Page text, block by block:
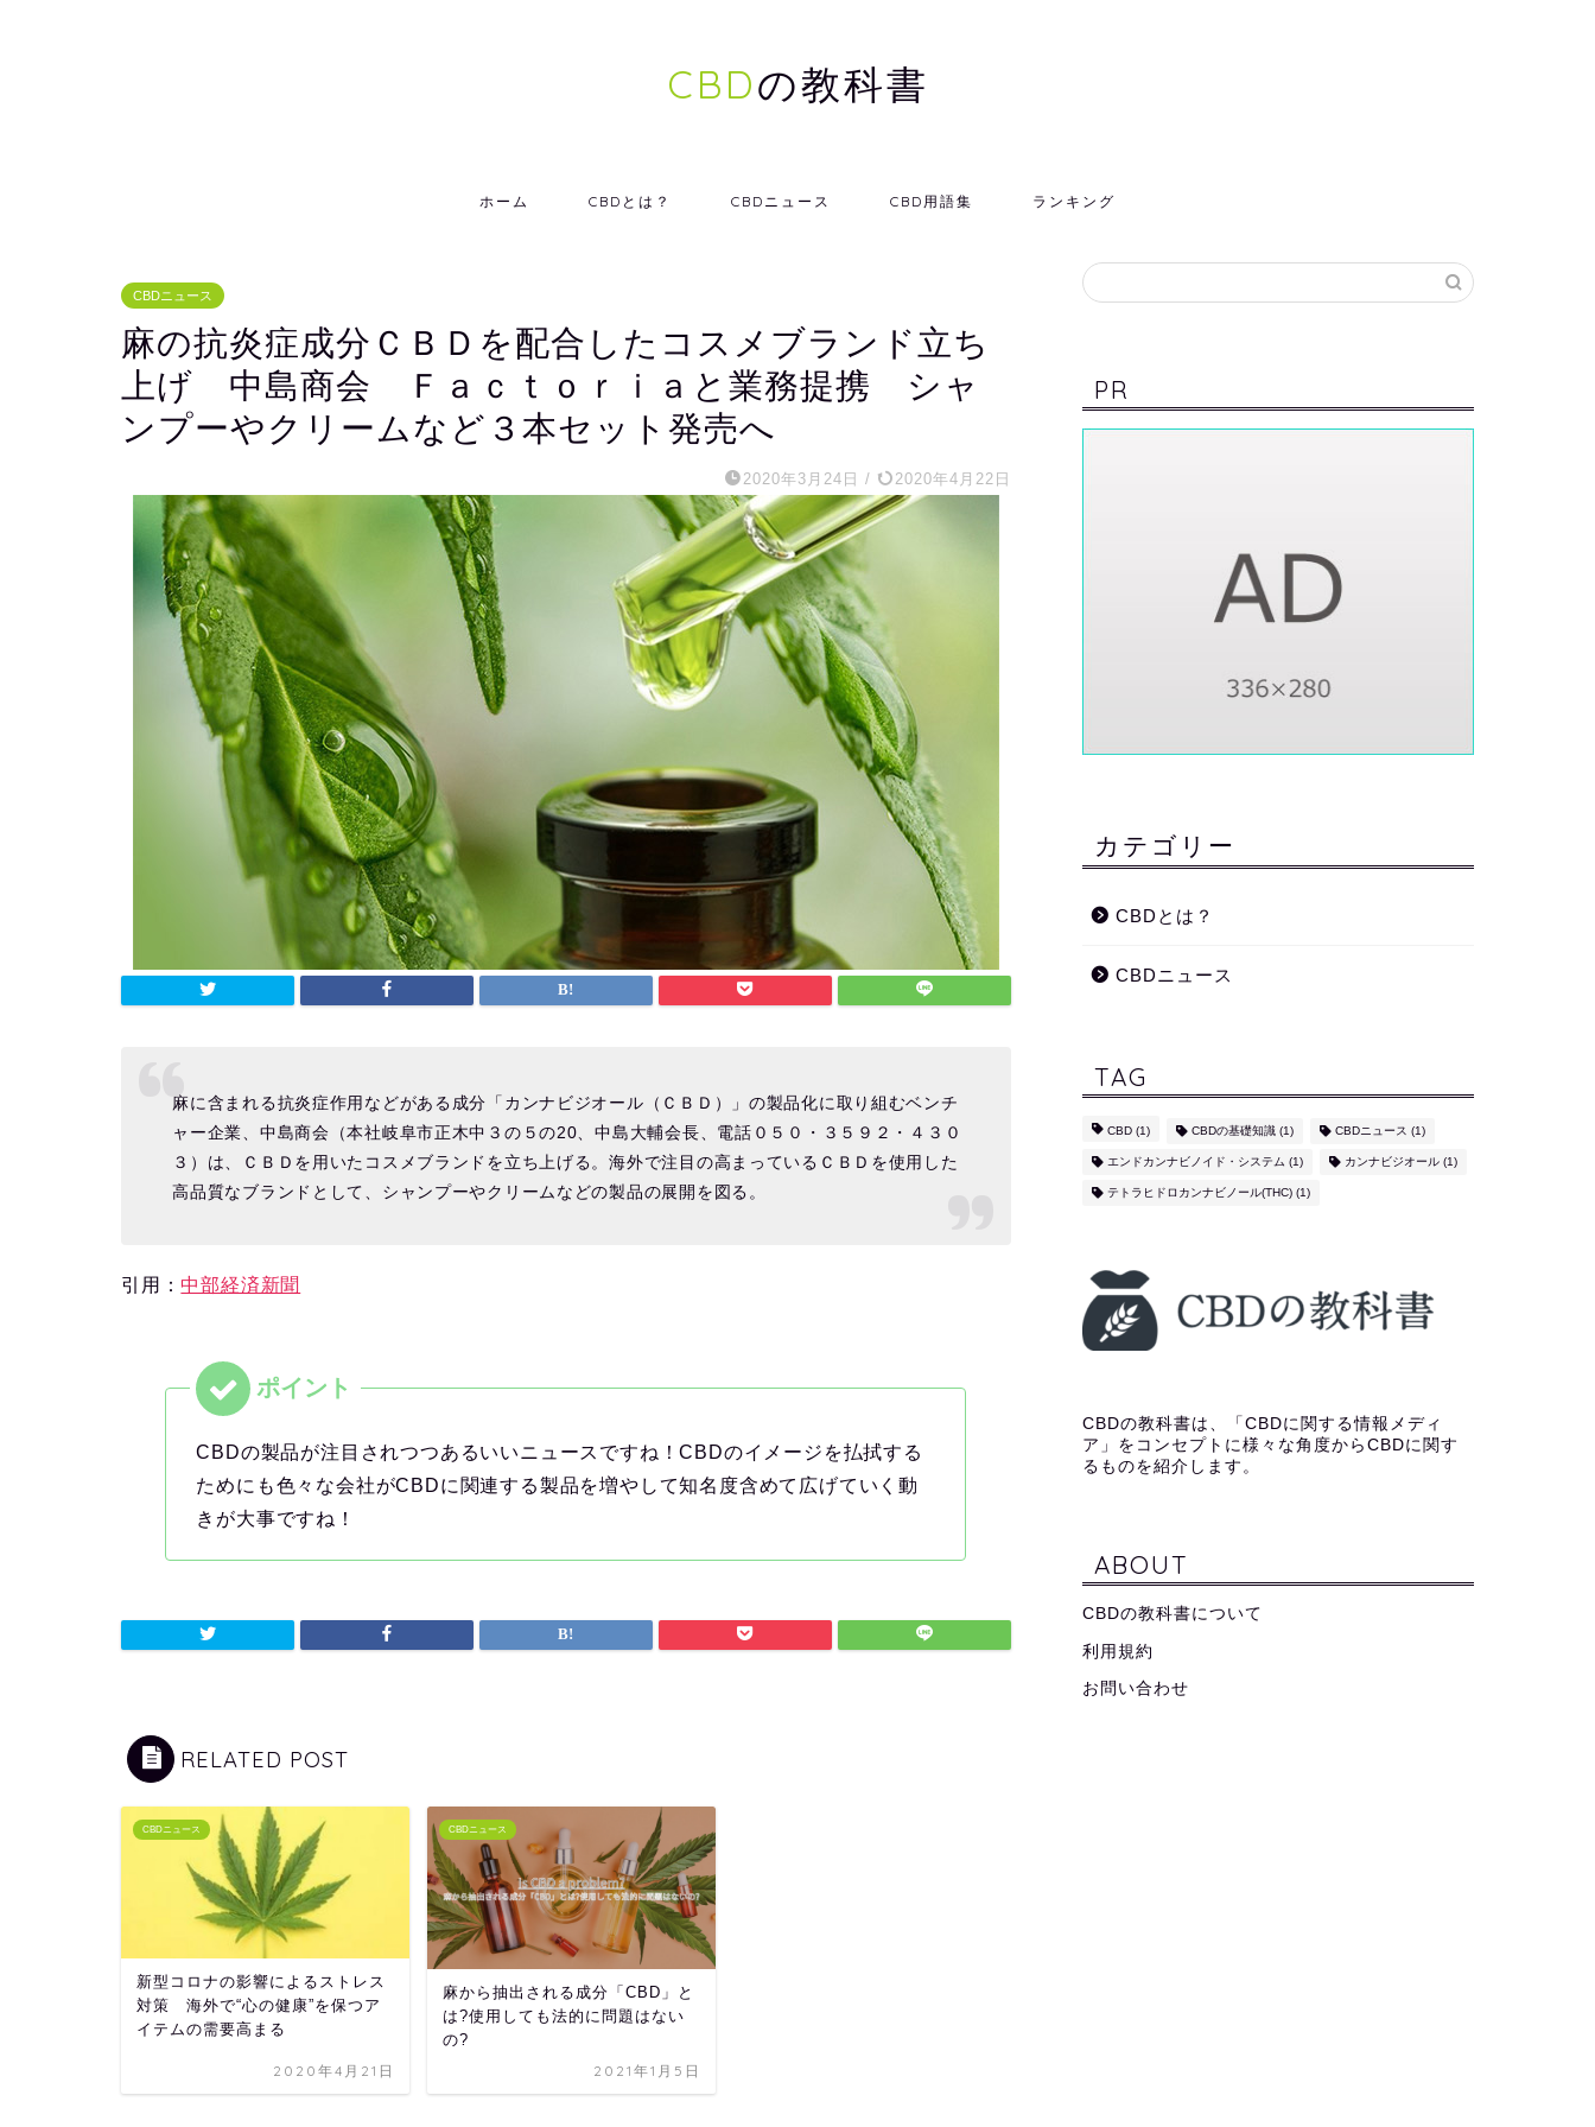
CBDの教科書
ホーム CBDとは？ CBDニュース CBD用語集 ランキング
CBDニュース
麻の抗炎症成分ＣＢＤを配合したコスメブランド立ち
上げ 中島商会 Ｆａｃｔｏｒｉａと業務提携 シャ
ンプーやクリームなど３本セット発売へ
2020年3月24日 / 2020年4月22日
麻に含まれる抗炎症作用などがある成分「カンナビジオール（ＣＢＤ）」の製品化に取り組むベンチ
ャー企業、中島商会（本社岐阜市正木中３の５の20、中島大輔会長、電話０５０・３５９２・４３０
３）は、ＣＢＤを用いたコスメブランドを立ち上げる。海外で注目の高まっているＣＢＤを使用した
高品質なブランドとして、シャンプーやクリームなどの製品の展開を図る。
引用：中部経済新聞
CBDの製品が注目されつつあるいいニュースですね！CBDのイメージを払拭する
ためにも色々な会社がCBDに関連する製品を増やして知名度含めて広げていく動
きが大事ですね！
RELATED POST
CBDニュース
新型コロナの影響によるストレス
対策 海外で“心の健康”を保つア
イテムの需要高まる
2020年4月21日
CBDニュース
麻から抽出される成分「CBD」と
は?使用しても法的に問題はない
の?
2021年1月5日
PR
カテゴリー
CBDとは？
CBDニュース
TAG
CBD(1) CBDの基礎知識(1) CBDニュース (1)
エンドカンナビノイド・システム (1) カンナビジオール(1)
テトラヒドロカンナビノール(THC)(1)
CBDの教科書は、「CBDに関する情報メディ
ア」をコンセプトに様々な角度からCBDに関す
るものを紹介します。
ABOUT
CBDの教科書について
利用規約
お問い合わせ